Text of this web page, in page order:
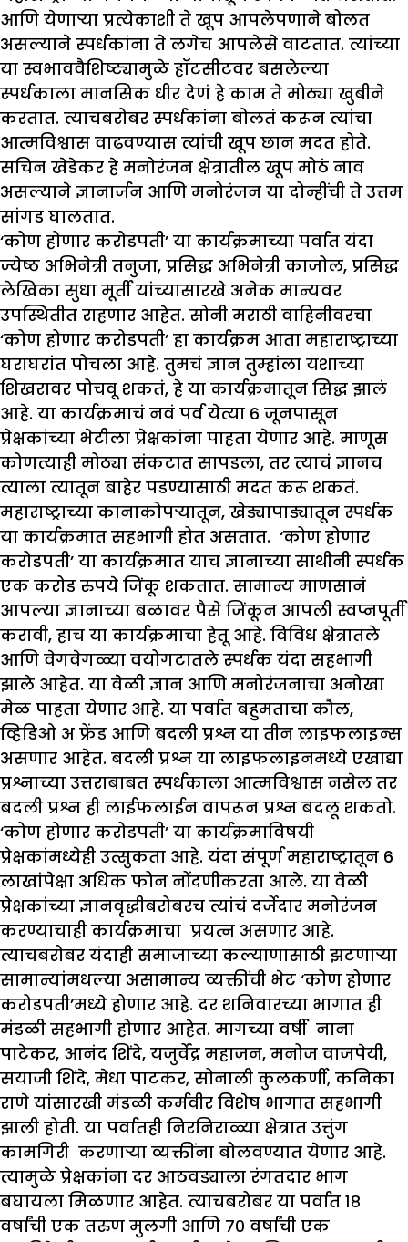
आणि येणाऱ्या प्रत्येकाशी ते खूप आपलेपणाने बोलत
असल्याने स्पर्धकांना ते लगेच आपलेसे वाटतात. त्यांच्या
या स्वभाववैशिष्ट्यामुळे हॉटसीटवर बसलेल्या
स्पर्धकाला मानसिक धीर देणं हे काम ते मोठ्या खुबीने
करतात. त्याचबरोबर स्पर्धकांना बोलतं करून त्यांचा
आत्मविश्वास वाढवण्यास त्यांची खूप छान मदत होते.
सचिन खेडेकर हे मनोरंजन क्षेत्रातील खूप मोठं नाव
असल्याने ज्ञानार्जन आणि मनोरंजन या दोन्हींची ते उत्तम
सांगड घालतात.
‘कोण होणार करोडपती’ या कार्यक्रमाच्या पर्वात यंदा
ज्येष्ठ अभिनेत्री तनुजा, प्रसिद्ध अभिनेत्री काजोल, प्रसिद्ध
लेखिका सुधा मूर्ती यांच्यासारखे अनेक मान्यवर
उपस्थितीत राहणार आहेत. सोनी मराठी वाहिनीवरचा
‘कोण होणार करोडपती’ हा कार्यक्रम आता महाराष्ट्राच्या
घराघरांत पोचला आहे. तुमचं ज्ञान तुम्हांला यशाच्या
शिखरावर पोचवू शकतं, हे या कार्यक्रमातून सिद्ध झालं
आहे. या कार्यक्रमाचं नवं पर्व येत्या 6 जूनपासून
प्रेक्षकांच्या भेटीला प्रेक्षकांना पाहता येणार आहे. माणूस
कोणत्याही मोठ्या संकटात सापडला, तर त्याचं ज्ञानच
त्याला त्यातून बाहेर पडण्यासाठी मदत करू शकतं.
महाराष्ट्राच्या कानाकोपऱ्यातून, खेड्यापाड्यातून स्पर्धक
या कार्यक्रमात सहभागी होत असतात. ‘कोण होणार
करोडपती’ या कार्यक्रमात याच ज्ञानाच्या साथीनी स्पर्धक
एक करोड रुपये जिंकू शकतात. सामान्य माणसानं
आपल्या ज्ञानाच्या बळावर पैसे जिंकून आपली स्वप्नपूर्ती
करावी, हाच या कार्यक्रमाचा हेतू आहे. विविध क्षेत्रातले
आणि वेगवेगळ्या वयोगटातले स्पर्धक यंदा सहभागी
झाले आहेत. या वेळी ज्ञान आणि मनोरंजनाचा अनोखा
मेळ पाहता येणार आहे. या पर्वात बहुमताचा कौल,
व्हिडिओ अ फ्रेंड आणि बदली प्रश्न या तीन लाइफलाइन्स
असणार आहेत. बदली प्रश्न या लाइफलाइनमध्ये एखाद्या
प्रश्नाच्या उत्तराबाबत स्पर्धकाला आत्मविश्वास नसेल तर
बदली प्रश्न ही लाईफलाईन वापरून प्रश्न बदलू शकतो.
‘कोण होणार करोडपती’ या कार्यक्रमाविषयी
प्रेक्षकांमध्येही उत्सुकता आहे. यंदा संपूर्ण महाराष्ट्रातून 6
लाखांपेक्षा अधिक फोन नोंदणीकरता आले. या वेळी
प्रेक्षकांच्या ज्ञानवृद्धीबरोबरच त्यांचं दर्जेदार मनोरंजन
करण्याचाही कार्यक्रमाचा प्रयत्न असणार आहे.
त्याचबरोबर यंदाही समाजाच्या कल्याणासाठी झटणाऱ्या
सामान्यांमधल्या असामान्य व्यक्तींची भेट ‘कोण होणार
करोडपती’मध्ये होणार आहे. दर शनिवारच्या भागात ही
मंडळी सहभागी होणार आहेत. मागच्या वर्षी नाना
पाटेकर, आनंद शिंदे, यजुर्वेंद्र महाजन, मनोज वाजपेयी,
सयाजी शिंदे, मेधा पाटकर, सोनाली कुलकर्णी, कनिका
राणे यांसारखी मंडळी कर्मवीर विशेष भागात सहभागी
झाली होती. या पर्वातही निरनिराळ्या क्षेत्रात उत्तुंग
कामगिरी करणाऱ्या व्यक्तींना बोलवण्यात येणार आहे.
त्यामुळे प्रेक्षकांना दर आठवड्याला रंगतदार भाग
बघायला मिळणार आहेत. त्याचबरोबर या पर्वात १८
वर्षांची एक तरुण मुलगी आणि ७० वर्षांची एक